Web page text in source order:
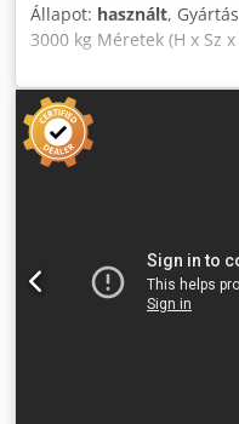
Állapot: használt,
3000 kg Méretek (H x Sz
Négyoldalas fareszelő
szélesség: 600 mm
alsó késorsó: 9 kW
függőleges orsó: 4 kW
Méretek kb. 1800 x 2000
Késtípus: Standard -
Hengerek száma
módja: Kézi - Min.